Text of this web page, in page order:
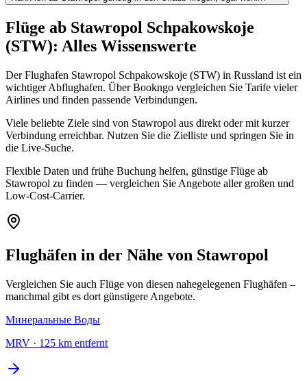
Flüge ab Stawropol Schpakowskoje
(STW): Alles Wissenswerte
Der Flughafen Stawropol Schpakowskoje (STW) in Russland ist ein
wichtiger Abflughafen. Über Bookngo vergleichen Sie Tarife vieler
Airlines und finden passende Verbindungen.
Viele beliebte Ziele sind von Stawropol aus direkt oder mit kurzer
Verbindung erreichbar. Nutzen Sie die Zielliste und springen Sie in
die Live-Suche.
Flexible Daten und frühe Buchung helfen, günstige Flüge ab
Stawropol zu finden — vergleichen Sie Angebote aller großen und
Low-Cost-Carrier.
Flughäfen in der Nähe von Stawropol
Vergleichen Sie auch Flüge von diesen nahegelegenen Flughäfen –
manchmal gibt es dort günstigere Angebote.
Минеральные Воды
MRV · 125 km entfernt